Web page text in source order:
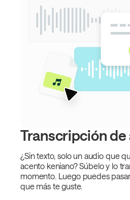
Transcripción
¿Sin texto, solo un audio que
acento keniano? Súbelo y lo
momento. Luego puedes
que más te guste.